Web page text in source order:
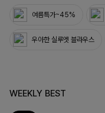
여름특가~45%
우아한 실루엣 블라우스
WEEKLY BEST